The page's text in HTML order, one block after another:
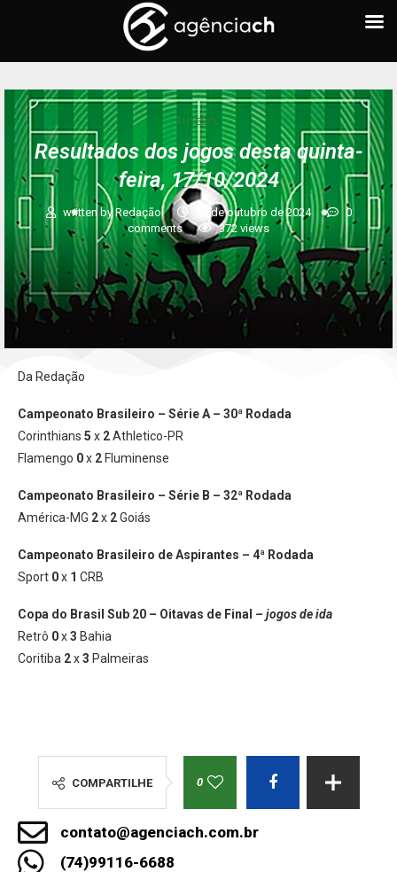
FUTEBOL
Resultados dos jogos desta quinta-
feira, 17/10/2024
written byRedação 17 de outubro de 2024
0
comments
372 views
Da Redação
Campeonato Brasileiro – Série A – 30ª Rodada
Corinthians 5 x 2Athletico-PR
Flamengo 0x 2 Fluminense
Campeonato Brasileiro – Série B – 32ª Rodada
América-MG 2x 2Goiás
Campeonato Brasileiro de Aspirantes – 4ª Rodada
Sport 0x 1 CRB
Copa do Brasil Sub 20 – Oitavas de Final – jogos de ida
Retrô 0x3 Bahia
Coritiba 2x3 Palmeiras
COMPARTILHE 0
contato@agenciach.com.br
(74)99116-6688